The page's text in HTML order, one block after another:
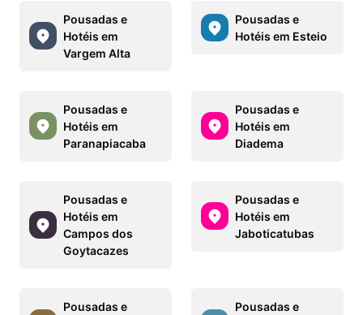
Pousadas e
Hotéis em
Vargem Alta
Pousadas e
Hotéis em Esteio
Pousadas e
Hotéis em
Paranapiacaba
Pousadas e
Hotéis em
Diadema
Pousadas e
Hotéis em
Campos dos
Goytacazes
Pousadas e
Hotéis em
Jaboticatubas
Pousadas e
Pousadas e